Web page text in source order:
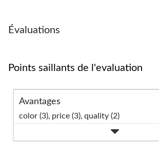
Évaluations
Points saillants de l'evaluation
Avantages
color (3), price (3), quality (2)